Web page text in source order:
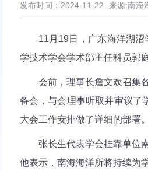
发布时间：2024-11-22 来源:南海
11月19日，广东海洋湖
学技术学会学术部主任科员郭
会前，理事长詹文欢召集
备会，与会理事听取并审议了
大会工作安排做了详细的部署。
张长生代表学会挂靠单位
他表示，南海海洋所将持续为